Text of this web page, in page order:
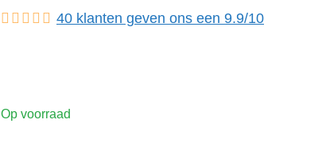
40 klanten geven ons een 9.9/10
Op voorraad